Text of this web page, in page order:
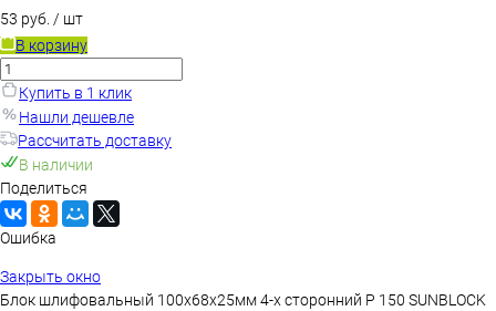
53 руб. / шт
В корзину
Купить в 1 клик
Нашли дешевле
Рассчитать доставку
В наличии
Поделиться
Ошибка
Закрыть окно
Блок шлифовальный 100х68х25мм 4-х сторонний Р 150 SUNBLOCK